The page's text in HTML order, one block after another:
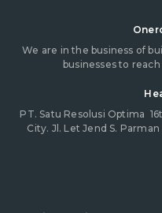
We are in the business of
businesses to
PT. Satu Resolusi Optima
City. Jl. Let Jend S. Parman